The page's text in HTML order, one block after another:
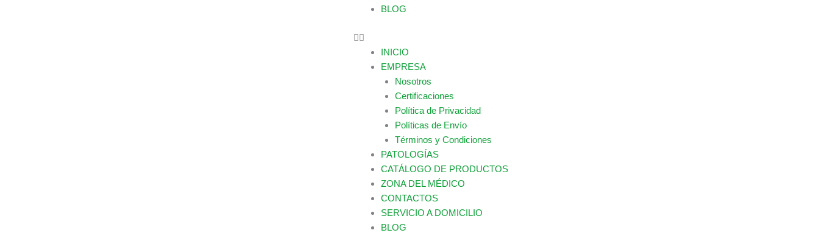
BLOG
INICIO
EMPRESA
Nosotros
Certificaciones
Política de Privacidad
Políticas de Envío
Términos y Condiciones
PATOLOGÍAS
CATÁLOGO DE PRODUCTOS
ZONA DEL MÉDICO
CONTACTOS
SERVICIO A DOMICILIO
BLOG